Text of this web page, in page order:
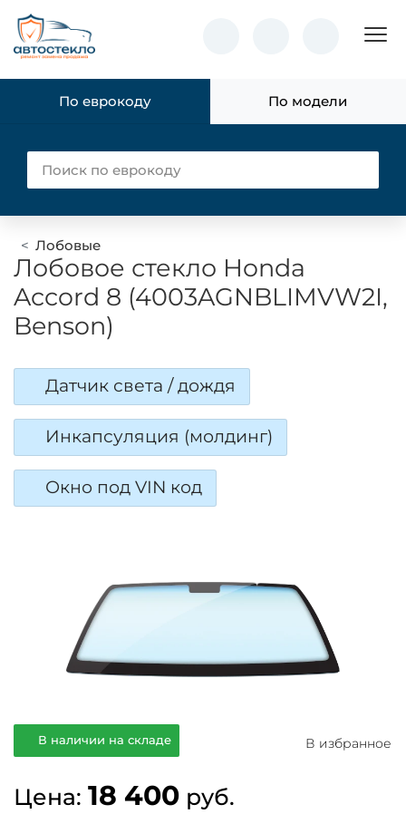
По еврокоду По модели
Лобовые
Лобовое стекло Honda
Accord 8 (4003AGNBLIMVW2I,
Benson)
Датчик света / дождя
Инкапсуляция (молдинг)
Окно под VIN код
В наличии на складе В избранное
Цена: 18 400 руб.